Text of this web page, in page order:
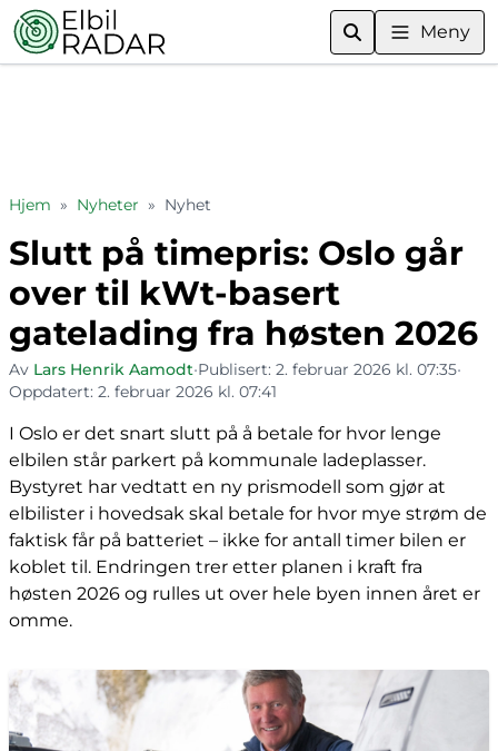
Meny
Hjem » Nyheter » Nyhet
Slutt på timepris: Oslo går
over til kWt-basert
gatelading fra høsten 2026
Av Lars Henrik Aamodt•Publisert: 2. februar 2026 kl. 07:35•
Oppdatert: 2. februar 2026 kl. 07:41
I Oslo er det snart slutt på å betale for hvor lenge
elbilen står parkert på kommunale ladeplasser.
Bystyret har vedtatt en ny prismodell som gjør at
elbilister i hovedsak skal betale for hvor mye strøm de
faktisk får på batteriet – ikke for antall timer bilen er
koblet til. Endringen trer etter planen i kraft fra
høsten 2026 og rulles ut over hele byen innen året er
omme.